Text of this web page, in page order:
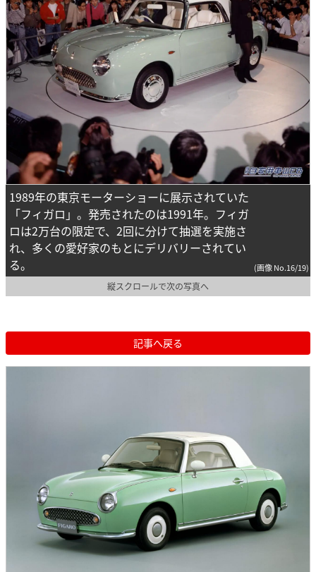
1989年の東京モーターショーに展示されていた
「フィガロ」。発売されたのは1991年。フィガ
ロは2万台の限定で、2回に分けて抽選を実施さ
れ、多くの愛好家のもとにデリバリーされてい
る。
(画像 No.16/19)
縦スクロールで次の写真へ
記事へ戻る